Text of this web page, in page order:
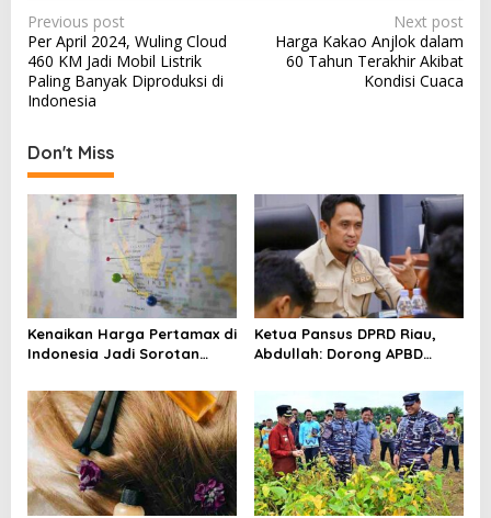
P
o
s
t
n
a
v
i
g
a
t
i
o
n
Previous post
Per April 2024, Wuling Cloud
460 KM Jadi Mobil Listrik
Paling Banyak Diproduksi di
Indonesia
Next post
Harga Kakao Anjlok dalam
60 Tahun Terakhir Akibat
Kondisi Cuaca
Don't Miss
Kenaikan Harga Pertamax di
Indonesia Jadi Sorotan
dengan Negara ASEAN
Mencuat
Ketua Pansus DPRD Riau,
Abdullah: Dorong APBD